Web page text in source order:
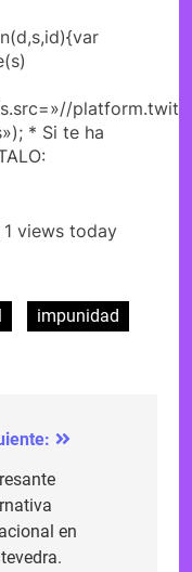
* Si te ha
views today
impunidad
en